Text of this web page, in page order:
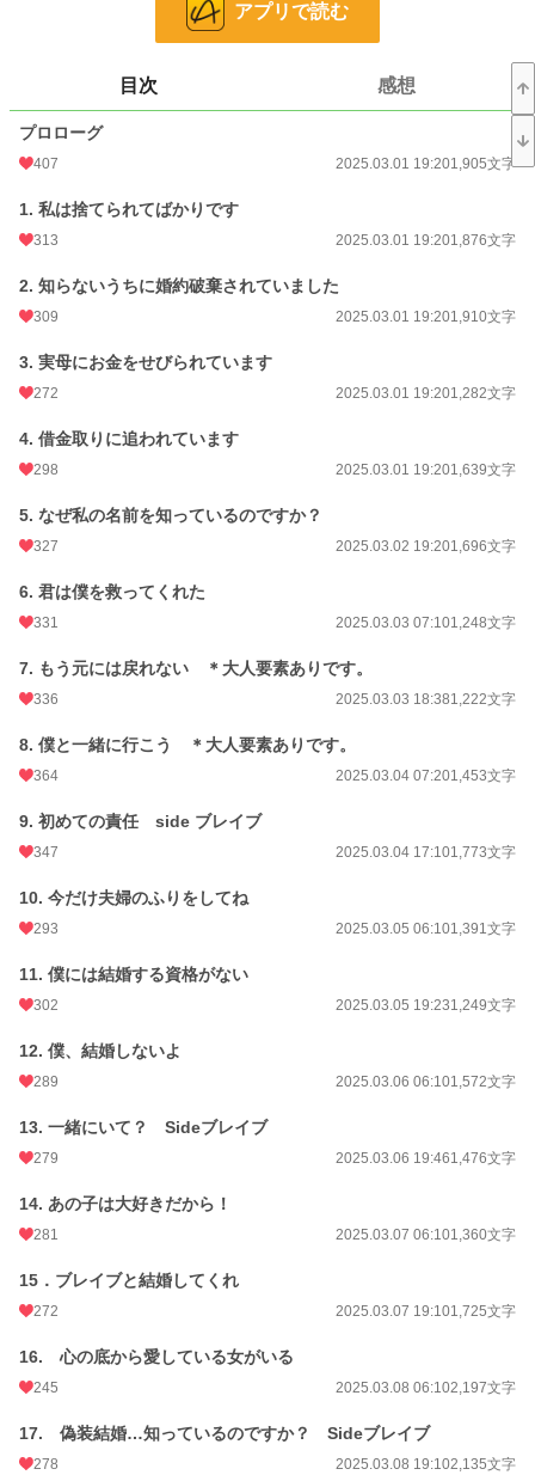
その夫を目に涙を浮かべて見つめる女の名はリリー。リリーはブレイブの幼馴
染みで、元婚約者らしい。2人は親によって無理矢理、婚約破棄させられた過去
二人は私の姿に気がついていないようだ。私は、岩の影に隠れてブレイブとリ
リーの姿を食い入るように見つめた。
「僕には妻がいるんだよ……リリー……。」
「だからなに？」
「それは……守られなくちゃいけない契約だ……君だってわかるだろ？」
「あたしとの約束はそれよりずっと前に結んだでしょう。ティーナとの結婚の様
リリーが一歩ブレイブに近づく。ブレイブはこちらに背を向けていて、彼がど
「リリー……、分かってくれ。僕らはもう、あの時の二人じゃないん
だ……。」
ずっとあなたを待っていた。」
私がブレイブと結婚してから、ずっと抱いていた違和感。彼はとても優しかっ
「わかってよ、ブレイブ。あなたがあたし以外のものになるなんて許せない
の。」
リリーがゆっくりとブレイブの頬に手を伸ばした。ブレイブはその手を振り払
わない。彼は微動だにせずその場に立っている。二人の影が、長く砂浜に伸びて
「愛しているわ、ブレイブ。嘘の結婚なんて終えて、あたしを愛してよ。」
逆光がまぶしくて、私は目を閉じる。もしくは二人の姿を見ていたくなかった
再び目を開けたとき、ブレイブとリリーは口づけをしていた。
最初からわかっていた、私たちの結婚が嘘だって。それでも、信じたかったの。
恋愛
お気に入り 1,166
24h.ポイント
文字数 108,132
更新日時
初回公開日時 2025.03.01 19:20
月間ポイント 11,909 pt (3,863 位)
アプリで読む
目次 感想
プロローグ
407 2025.03.01 19:201,905文字
1. 私は捨てられてばかりです
313 2025.03.01 19:201,876文字
2. 知らないうちに婚約破棄されていました
309 2025.03.01 19:201,910文字
3. 実母にお金をせびられています
272 2025.03.01 19:201,282文字
4. 借金取りに追われています
298 2025.03.01 19:201,639文字
5. なぜ私の名前を知っているのですか？
327 2025.03.02 19:201,696文字
6. 君は僕を救ってくれた
331 2025.03.03 07:101,248文字
7. もう元には戻れない ＊大人要素ありです。
336 2025.03.03 18:381,222文字
8. 僕と一緒に行こう ＊大人要素ありです。
364 2025.03.04 07:201,453文字
9. 初めての責任 side ブレイブ
347 2025.03.04 17:101,773文字
10. 今だけ夫婦のふりをしてね
293 2025.03.05 06:101,391文字
11. 僕には結婚する資格がない
302 2025.03.05 19:231,249文字
12. 僕、結婚しないよ
289 2025.03.06 06:101,572文字
13. 一緒にいて？ Sideブレイブ
279 2025.03.06 19:461,476文字
14. あの子は大好きだから！
281 2025.03.07 06:101,360文字
15．ブレイブと結婚してくれ
272 2025.03.07 19:101,725文字
16. 心の底から愛している女がいる
245 2025.03.08 06:102,197文字
17. 偽装結婚…知っているのですか？ Sideブレイブ
278 2025.03.08 19:102,135文字